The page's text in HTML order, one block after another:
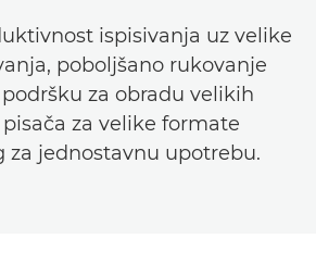
ispisivanja uz velike
poboljšano rukovanje
za obradu velikih
za velike formate
za jednostavnu upotrebu.